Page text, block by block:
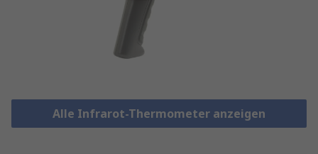
Alle Infrarot-Thermometer anzeigen